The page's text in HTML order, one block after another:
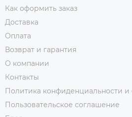
Как оформить заказ
Доставка
Оплата
Возврат и гарантия
О компании
Контакты
Политика конфиденциальности и
Пользовательское соглашение